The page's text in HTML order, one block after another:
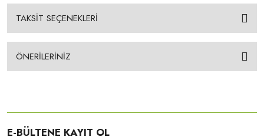
TAKSİT SEÇENEKLERİ
ÖNERİLERİNİZ
E-BÜLTENE KAYIT OL